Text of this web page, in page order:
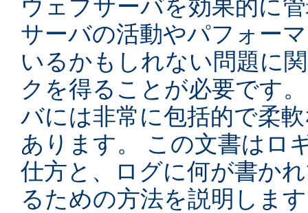
ウェブサーバを効果的に
サーバの活動やパフォー
いるかもしれない問題に
クを得ることが必要です
バには非常に包括的で柔
あります。 この文書はロ
仕方と、ログに何が書か
るための方法を説明しま